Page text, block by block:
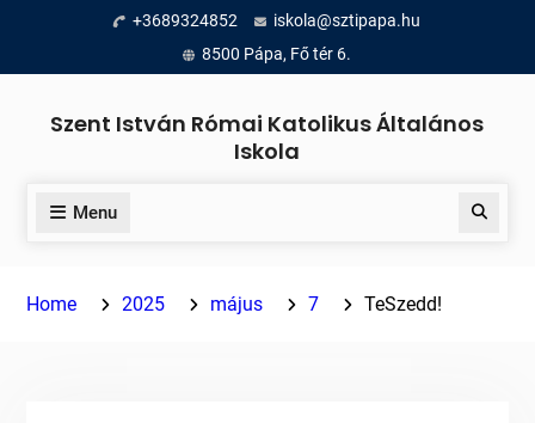
content
+3689324852
iskola@sztipapa.hu
8500 Pápa, Fő tér 6.
Szent István Római Katolikus Általános
Iskola
Menu Search
Home 2025 május 7 TeSzedd!